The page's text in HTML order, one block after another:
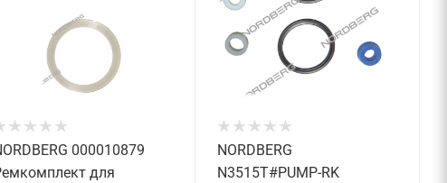
000010879
для
NORDBERG
N3515T#PUMP-RK